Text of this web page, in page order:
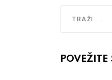
Type 2 or
POVEŽITE